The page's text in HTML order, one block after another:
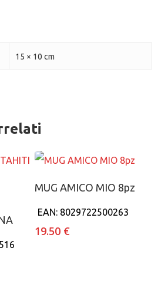
15 × 10 cm
Aggiungi al carrello
MUG AMICO MIO 8pz
EAN: 8029722500263
19.50 €